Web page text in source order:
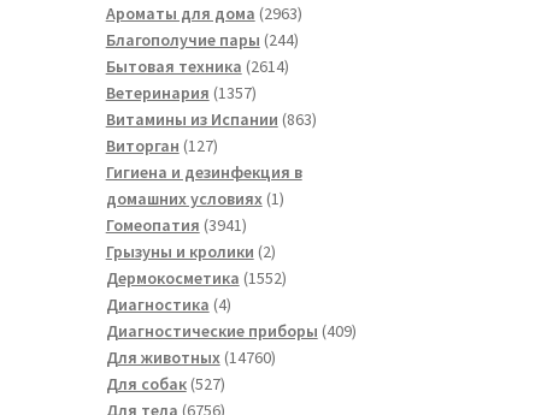
товаров
Ароматы для дома 29632963
товара
Благополучие пары 244244
Бытовая техника 26142614
Ветеринария 13571357
товаров
Витамины из Испании 863863
Виторган 127127
товаров
Гигиена и дезинфекция в
домашних условиях 11
Гомеопатия 39413941
товар
Грызуны и кролики 22
товара
Дермокосметика 15521552
Диагностика 44
товара
Диагностические приборы 409409
Для животных 1476014760
Для собак 527527
товаров
Для тела 67566756